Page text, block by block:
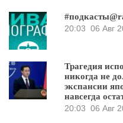
20:03 06 Авг
Трагедия
никогда не
экспансии
навсегда
20:03 06 Авг